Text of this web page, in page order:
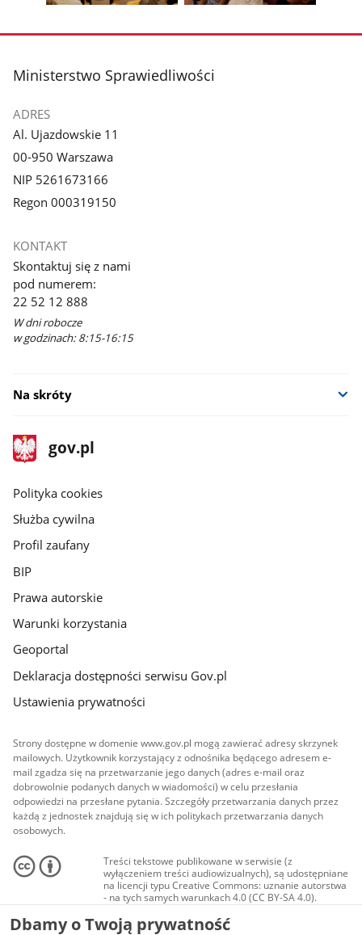
zdjęcie
galerii.
zdjęcie
galerii.
stopka
Ministerstwo Sprawiedliwości
ADRES
Al. Ujazdowskie 11
00-950 Warszawa
NIP 5261673166
Regon 000319150
KONTAKT
Skontaktuj się z nami
pod numerem:
22 52 12 888
W dni robocze
w godzinach: 8:15-16:15
Na skróty
stopka
gov.pl
Strona
gov.pl
gov.pl
Polityka cookies
Służba cywilna
Profil zaufany
BIP
Prawa autorskie
Warunki korzystania
Geoportal
Deklaracja dostępności serwisu Gov.pl
Ustawienia prywatności
Strony dostępne w domenie www.gov.pl mogą zawierać adresy skrzynek
mailowych. Użytkownik korzystający z odnośnika będącego adresem e-
mail zgadza się na przetwarzanie jego danych (adres e-mail oraz
dobrowolnie podanych danych w wiadomości) w celu przesłania
odpowiedzi na przesłane pytania. Szczegóły przetwarzania danych przez
każdą z jednostek znajdują się w ich politykach przetwarzania danych
osobowych.
Treści tekstowe publikowane w serwisie (z
wyłączeniem treści audiowizualnych), są udostępniane
na licencji typu Creative Commons: uznanie autorstwa
- na tych samych warunkach 4.0 (CC BY-SA 4.0).
Materiały audiowizualne, w tym zdjęcia, materiały
audio i wideo, są udostępniane na licencji typu
Dbamy o Twoją prywatność